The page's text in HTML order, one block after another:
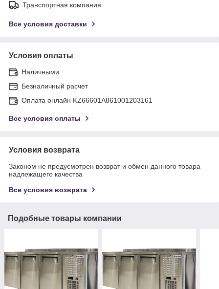
Транспортная компания
Все условия доставки
Условия оплаты
Наличными
Безналичный расчет
Оплата онлайн KZ66601A861001203161
Все условия оплаты
Условия возврата
Законом не предусмотрен возврат и обмен данного товара
надлежащего качества
Все условия возврата
Подобные товары компании